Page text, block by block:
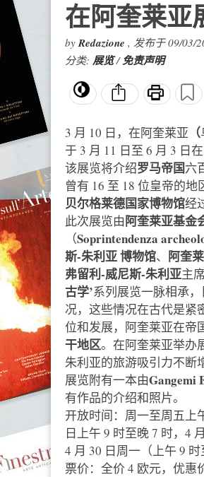
在阿奎莱亚
byRedazione , 发布于 09/03/
分类: 展览/免责声明
3 月 10 日，在阿奎莱亚 （
于 3 月 11 日至 6 月 3 日在
该展览将介绍罗马帝国六
曾有 16 至 18 位皇帝的地
贝尔格莱德国家博物馆经
此次展览由阿奎莱亚基金
（Soprintendenza
斯-朱利亚博物馆、 阿奎
弗留利-威尼斯-朱利亚主
古学’系列展览一脉相承
况，这些情况在古代是紧
位和发展，阿奎莱亚在帝
干地区。在阿奎莱亚举办
朱利亚的旅游吸引力不断
展览附有一本由Gangemi
有作品的介绍和照片。
开放时间：周一至周五上
日上午 9 时至晚 7 时，4
4 月 30 日周一（上午 9
票价：全价 4 欧元，优惠